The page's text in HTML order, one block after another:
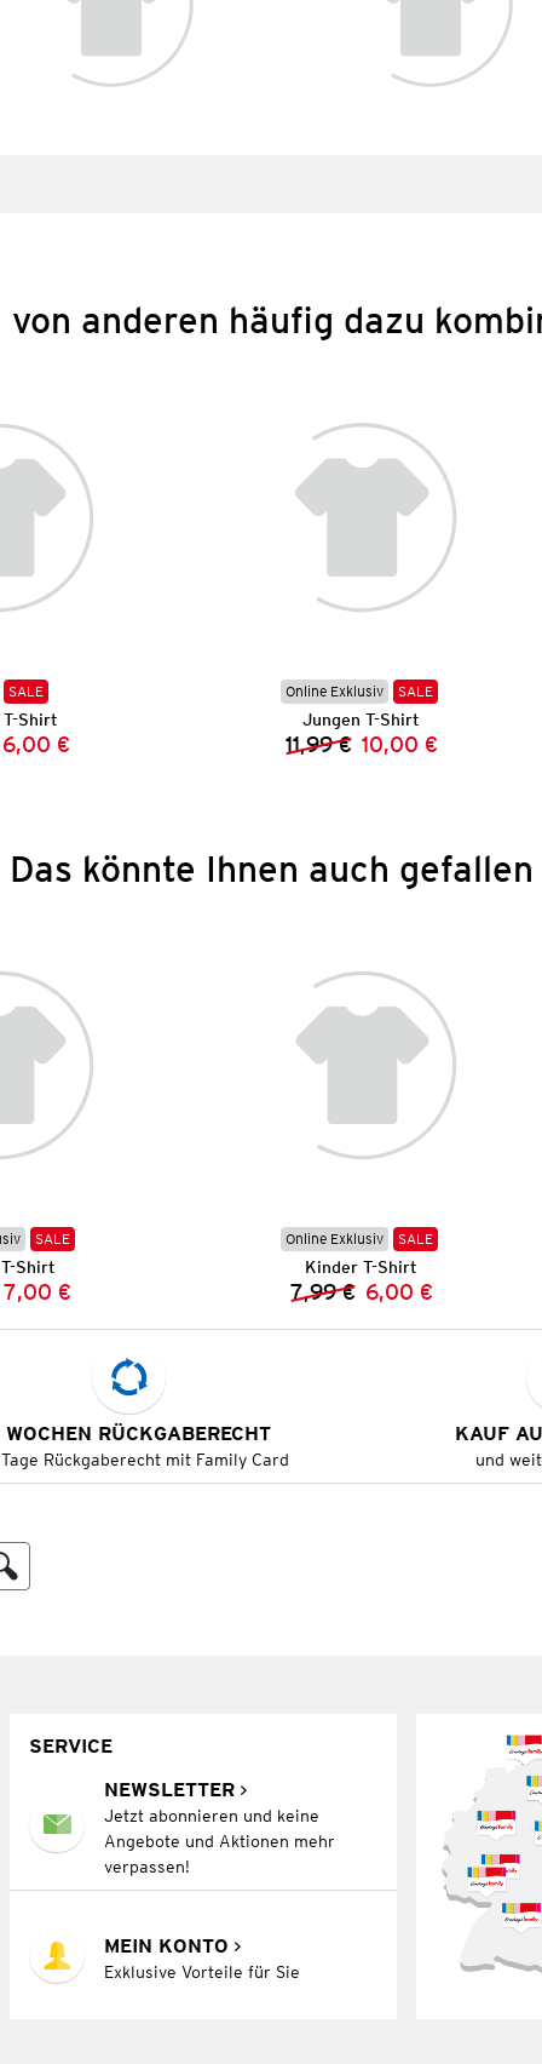
von anderen häufig dazu
SALE
Shirt
Preis:
Preis:
6,00 €
Online Exklusiv SALE
Jungen T-Shirt
Vorheriger Preis:
11,99 € Neuer Preis:
10,00 €
Das könnte Ihnen auch gefallen
SALE
Shirt
Preis:
Preis:
7,00 €
Online Exklusiv SALE
Kinder T-Shirt
Vorheriger Preis:
7,99 € Neuer Preis:
6,00 €
RÜCKGABERECHT
Rückgaberecht mit Family Card
KAUF
und
SERVICE
NEWSLETTER
Jetzt abonnieren und keine
Angebote und Aktionen mehr
verpassen!
MEIN KONTO
Exklusive Vorteile für Sie